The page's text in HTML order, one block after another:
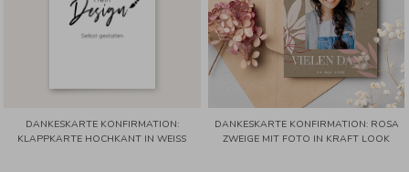
DANKESKARTE KONFIRMATION:
KLAPPKARTE HOCHKANT IN WEISS
DANKESKARTE KONFIRMATION: ROSA
ZWEIGE MIT FOTO IN KRAFT LOOK